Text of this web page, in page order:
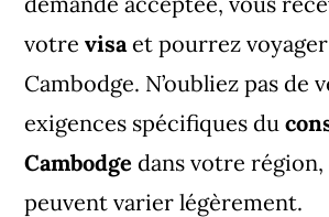
votre visa et pourrez
Cambodge. N’oubliez pas de
exigences spécifiques du
Cambodge dans votre région,
peuvent varier légèrement.